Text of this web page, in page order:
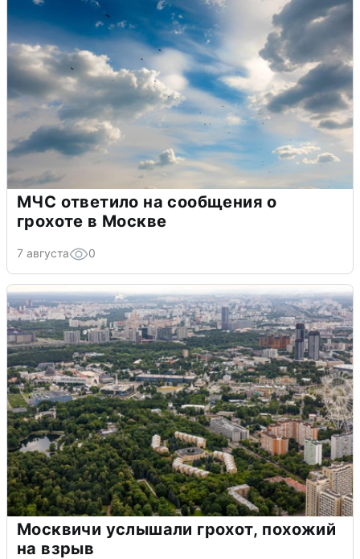
МЧС ответило на сообщения о
грохоте в Москве
7 августа 0
Москвичи услышали грохот, похожий
на взрыв